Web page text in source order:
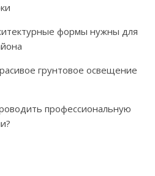
формы нужны для
грунтовое освещение
профессиональную